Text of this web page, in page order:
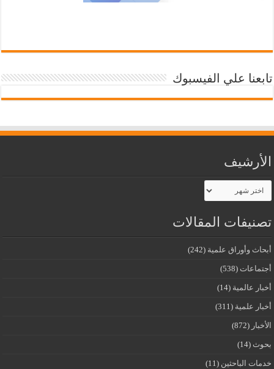
تابعنا علي الفيسبوك
الأرشيف
الأرشيف
تصنيفات المقالات
أبحاث وأوراق علمية (242)
أجتماعات (538)
أخبار عالمية (14)
أخبار علمية (311)
الأخبار (872)
بحوث (14)
خدمات الباحثين (11)